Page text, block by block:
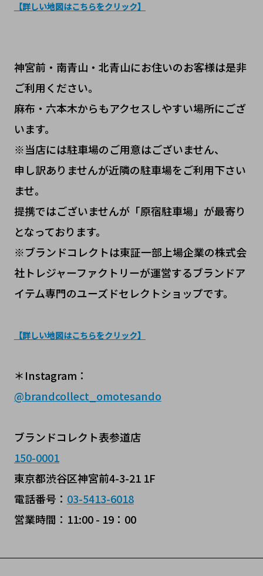
【詳しい地図はこちらをクリック】
神宮前・南青山・北青山にお住いのお客様は是非
ご利用ください。
麻布・六本木からもアクセスしやすい場所にござ
います。
※当店には駐車場のご用意はございません、
申し訳ありませんが近隣の駐車場をご利用下さい
ませ。
提携ではございませんが「原宿駐車場」が最寄り
となっております。
※ブランドコレクトは東証一部上場企業の株式会
社トレジャーファクトリーが運営するブランドア
イテム専門のユーズドセレクトショップです。
【詳しい地図はこちらをクリック】
＊Instagram：
@brandcollect_omotesando
ブランドコレクト表参道店
150-0001
東京都渋谷区神宮前4-3-21 1F
電話番号： 03-5413-6018
営業時間：11:00 - 19：00